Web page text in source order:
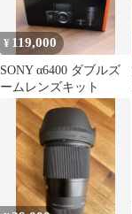
¥ 119,000
SONY α6400 ダブルズ
ームレンズキット